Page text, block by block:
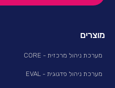
מוצרים
מערכת ניהול מרכזית - CORE
מערכת ניהול פדגוגית - EVAL